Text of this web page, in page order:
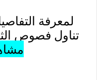
لمعرفة
تناول فصوص